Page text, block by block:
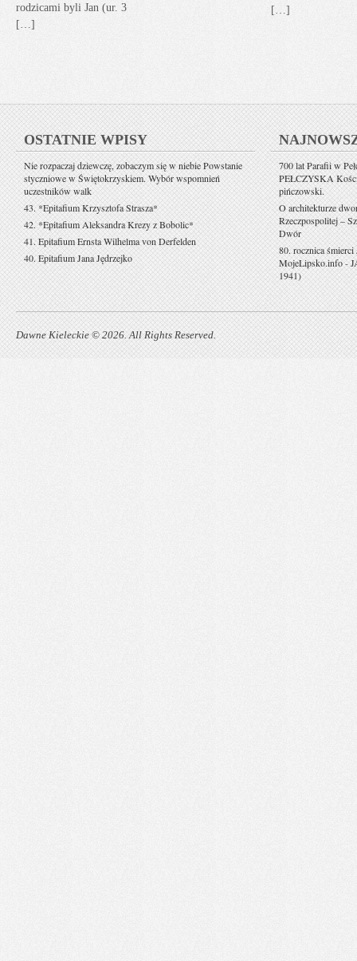
rodzicami byli Jan (ur. 3
[…]
[…]
OSTATNIE WPISY
Nie rozpaczaj dziewczę, zobaczym się w niebie Powstanie
styczniowe w Świętokrzyskiem. Wybór wspomnień
uczestników walk
43. *Epitafium Krzysztofa Strasza*
42. *Epitafium Aleksandra Krezy z Bobolic*
41. Epitafium Ernsta Wilhelma von Derfelden
40. Epitafium Jana Jędrzejko
700 lat Parafii w
PEŁCZYSKA
pińczowski.
O architekturze
Rzeczpospolitej –
Dwór
80. rocznica
MojeLipsko.info-
1941)
Dawne Kieleckie © 2026. All Rights Reserved.